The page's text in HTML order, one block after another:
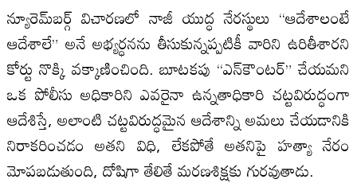
న్యూరెమ్‌బర్గ్ విచారణలో నాజీ యుద్ధ నేరస్థులు “ఆదేశాలంటే
ఆదేశాలే” అనే అభ్యర్ధనను తీసుకున్నప్పటికీ వారిని ఉరితీశారని
కోర్టు నొక్కి వక్కాణించింది. బూటకపు “ఎన్‌కౌంటర్” చేయమని
ఒక పోలీసు అధికారిని ఎవరైనా ఉన్నతాధికారి చట్టవిరుద్ధంగా
ఆదేశిస్తే, అలాంటి చట్టవిరుద్ధమైన ఆదేశాన్ని అమలు చేయడానికి
నిరాకరించడం అతని విధి, లేకపోతే అతనిపై హత్యా నేరం
మోపబడుతుంది, దోషిగా తేలితే మరణశిక్షకు గురవుతాడు.